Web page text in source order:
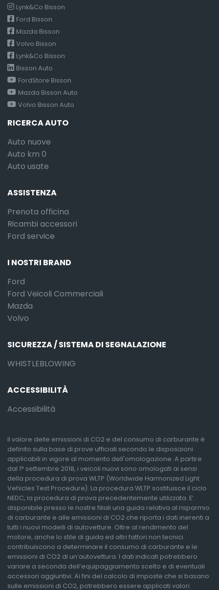
Lynk&Co Bisson
Ford Bisson
Mazda Bisson
Volvo Bisson
Lynk&Co Bisson
Bisson Auto
FordStore Bisson
Mazda Bisson Auto
Volvo Bisson Auto
RICERCA AUTO
Auto nuove
Auto km 0
Auto usate
ASSISTENZA
Prenota officina
Ricambi accessori
Ford service
I NOSTRI BRAND
Ford
Ford Veicoli Commerciali
Mazda
Volvo
SICUREZZA / SISTEMA DI SEGNALAZIONE
WHISTLEBLOWING
ACCESSIBILITÀ
Accessibilità
Il valore delle emissioni di CO2 e del consumo di carburante è
definito sulla base di prove ufficiali secondo le disposizioni
applicabili in vigore al momento dell'omologazione. A partire
dal 1° settembre 2018, i veicoli nuovi sono omologati ai sensi
della procedura di prova WLTP (Worldwide Harmonized Light
Vehicles Test Procedure). La procedura WLTP sostituisce il ciclo
NEDC, la procedura di prova precedentemente utilizzata. E’
disponibile presso le nostre filiali una guida relativa al risparmio
di carburante e alle emissioni di CO2 che riporta i dati inerenti a
tutti i nuovi modelli di autovetture. Oltre al rendimento del
motore, anche lo stile di guida ed altri fattori non tecnici
contribuiscono a determinare il consumo di carburante e le
emissioni di CO2 di un’autovettura. I dati indicati potrebbero
variare a seconda dell’equipaggiamento scelto e di eventuali
accessori aggiuntivi. Ai fini del calcolo di imposte che si basano
sulle emissioni di CO2, potrebbero essere applicati valori